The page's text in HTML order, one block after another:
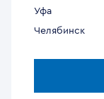
Уфа
Челябинск